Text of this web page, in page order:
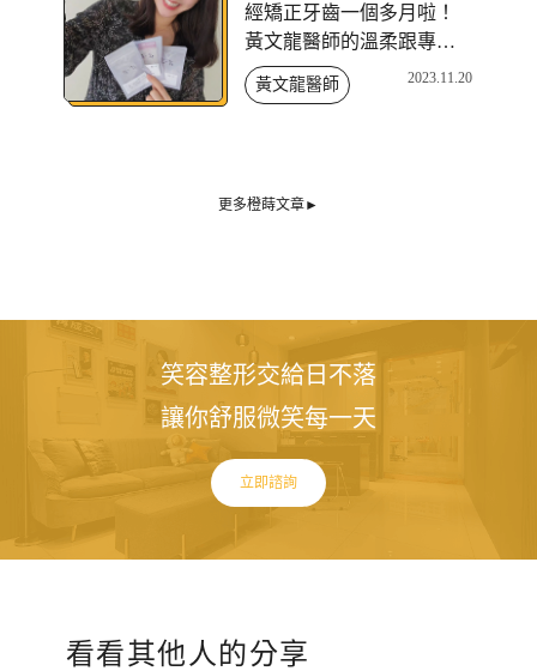
經矯正牙齒一個多月啦！⁡ ⁡
黃文龍醫師的溫柔跟專
業，⁡ 讓我決定只要我在新
竹，我的牙齒通通歸他管
黃文龍醫師 2023.11.20
更多橙蒔文章►
笑容整形交給日不落
讓你舒服微笑每一天
立即諮詢
看看其他人的分享